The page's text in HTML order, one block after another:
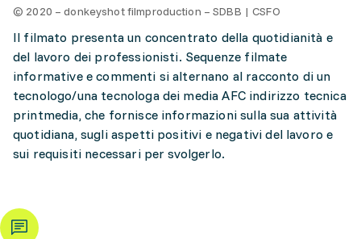
© 2020 – donkeyshot filmproduction – SDBB | CSFO
Il filmato presenta un concentrato della quotidianità e
del lavoro dei professionisti. Sequenze filmate
informative e commenti si alternano al racconto di un
tecnologo/una tecnologa dei media AFC indirizzo tecnica
printmedia, che fornisce informazioni sulla sua attività
quotidiana, sugli aspetti positivi e negativi del lavoro e
sui requisiti necessari per svolgerlo.